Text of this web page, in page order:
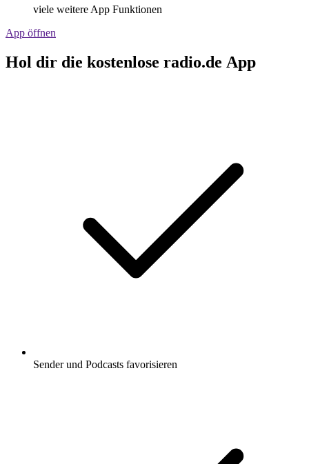
viele weitere App Funktionen
App öffnen
Hol dir die kostenlose radio.de App
Sender und Podcasts favorisieren